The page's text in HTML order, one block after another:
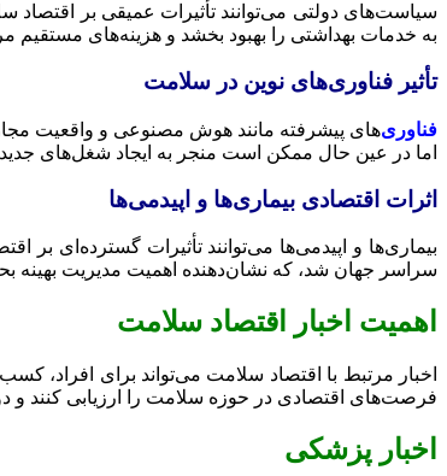
سیاست‌های دولتی می‌توانند تأثیرات عمیقی بر اقتصاد
به خدمات بهداشتی را بهبود بخشد و هزینه‌های مستقیم
تأثیر فناوری‌های نوین در سلامت
فناوری‌های پیشرفته مانند هوش مصنوعی و واقعیت
اما در عین حال ممکن است منجر به ایجاد شغل‌های
اثرات اقتصادی بیماری‌ها و اپیدمی‌ها
سراسر جهان شد، که نشان‌دهنده اهمیت مدیریت بهینه
اهمیت اخبار اقتصاد سلامت
اخبار مرتبط با اقتصاد سلامت می‌تواند برای افراد،
فرصت‌های اقتصادی در حوزه سلامت را ارزیابی کنند و
اخبار پزشکی